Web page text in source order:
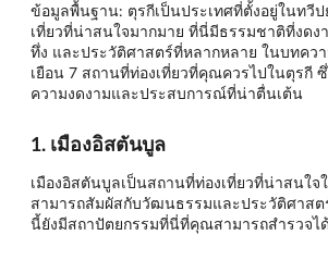
ข้อมูลพื้นฐาน: ตุรกีเป็นประเทศที่ตั้งอยู่ในทวี
เที่ยวที่น่าสนใจมากมาย ที่นี่มีธรรมชาติที่งด
ทึ่ง และประวัติศาสตร์ที่หลากหลาย ในบทคว
เยือน 7 สถานที่ท่องเที่ยวที่คุณควรไปในตุรกี
ความงดงามและประสบการณ์ที่น่าตื่นเต้น
1. เมืองอิสตันบูล
เมืองอิสตันบูลเป็นสถานที่ท่องเที่ยวที่น่าสนใ
สามารถสัมผัสกับวัฒนธรรมและประวัติศาสต
นี้ยังมีสถาปัตยกรรมที่นี่ที่คุณสามารถสำรวจไ